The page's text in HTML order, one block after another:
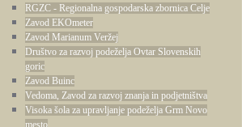
RGZC - Regionalna gospodarska zbornica Celje
Zavod EKOmeter
Zavod Marianum Veržej
Društvo za razvoj podeželja Ovtar Slovenskih
goric
Zavod Buinc
Vedoma, Zavod za razvoj znanja in podjetništva
Visoka šola za upravljanje podeželja Grm Novo
mesto